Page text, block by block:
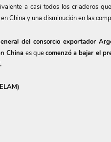
a casi todos los criaderos
China y una disminución en las
del consorcio exportador
China es quecomenzó a bajar el